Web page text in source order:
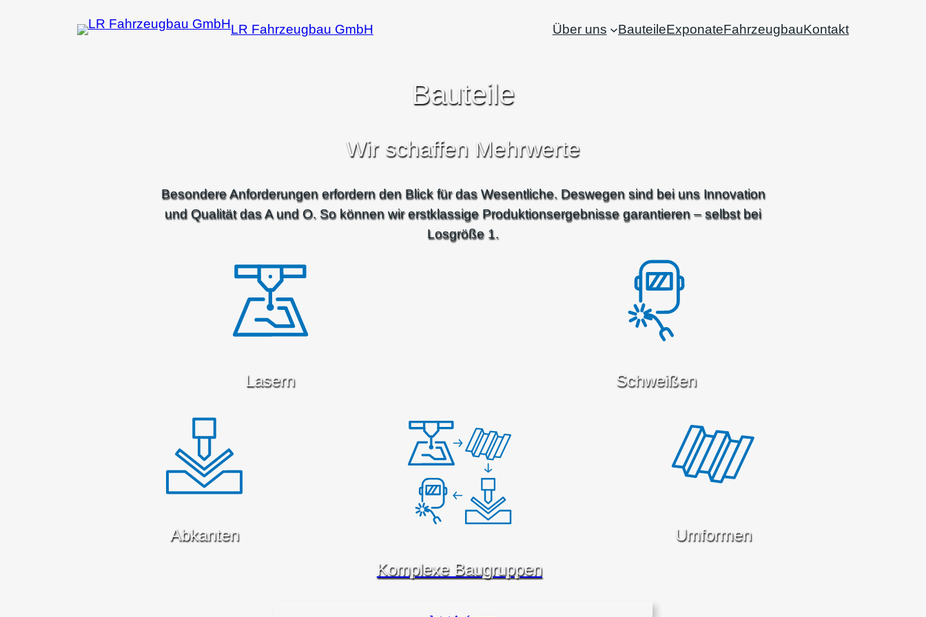
LR Fahrzeugbau GmbH Über uns BauteileExponateFahrzeugbauKontakt
Bauteile
Wir schaffen Mehrwerte
Besondere Anforderungen erfordern den Blick für das Wesentliche. Deswegen sind bei uns Innovation
und Qualität das A und O. So können wir erstklassige Produktionsergebnisse garantieren – selbst bei
Losgröße 1.
Lasern Schweißen
Abkanten
Komplexe Baugruppen
Umformen